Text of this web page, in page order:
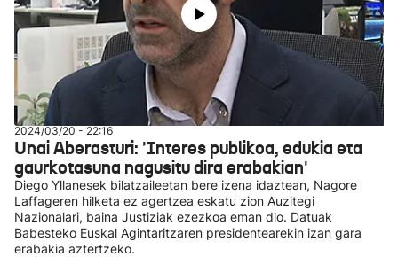
2024/03/20 - 22:16
Unai Aberasturi: 'Interes publikoa, edukia eta
gaurkotasuna nagusitu dira erabakian'
Diego Yllanesek bilatzaileetan bere izena idaztean, Nagore
Laffageren hilketa ez agertzea eskatu zion Auzitegi
Nazionalari, baina Justiziak ezezkoa eman dio. Datuak
Babesteko Euskal Agintaritzaren presidentearekin izan gara
erabakia aztertzeko.